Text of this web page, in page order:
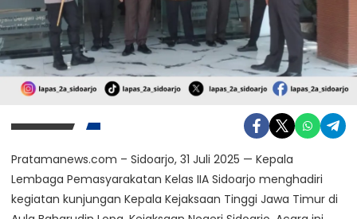
Pratamanews.com – Sidoarjo, 31 Juli 2025 — Kepala
Lembaga Pemasyarakatan Kelas IIA Sidoarjo menghadiri
kegiatan kunjungan Kepala Kejaksaan Tinggi Jawa Timur di